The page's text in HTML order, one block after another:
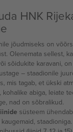
HNK
jõudmiseks on
Olenemata sellest,
sõidukite karavani,
– staadionile
mis tagab, et ükski
kohalike abiga, leiate
nad on sõbralikud.
süsteem